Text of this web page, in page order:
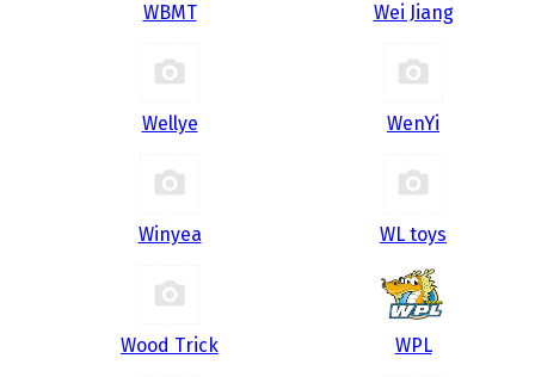
WBMT Wei Jiang
Wellye WenYi
Winyea WL toys
Wood Trick WPL